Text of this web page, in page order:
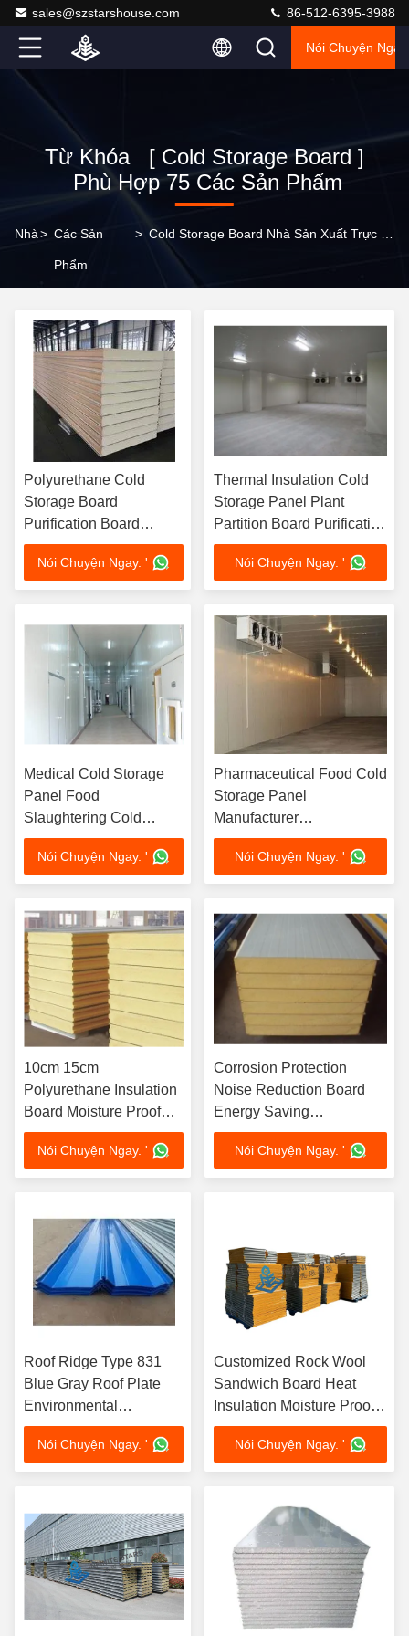
sales@szstarshouse.com 86-512-6395-3988
Nói Chuyện Ngay.
Từ Khóa [ Cold Storage Board ]
Phù Hợp 75 Các Sản Phẩm
Nhà> Các Sản
Phẩm
>
Polyurethane Cold
Storage Board
Purification Board
Polystyrene Heat
Insulation Panels
Nói Chuyện Ngay. '
Thermal Insulation Cold
Storage Panel Plant
Partition Board Purification
Board Polystyrene Board
Nói Chuyện Ngay. '
Medical Cold Storage
Panel Food
Slaughtering Cold
Chain Special Board
Purification Board
Nói Chuyện Ngay. '
Pharmaceutical Food Cold
Storage Panel
Manufacturer
Polyurethane Polystyrene
BoardNói Chuyện Ngay. '
10cm 15cm
Polyurethane Insulation
Board Moisture Proof
Heat Insulation
Nói Chuyện Ngay. '
Corrosion Protection
Noise Reduction Board
Energy Saving
Polyurethane Wall Panels
Nói Chuyện Ngay. '
Roof Ridge Type 831
Blue Gray Roof Plate
Environmental
Protection Board
Nói Chuyện Ngay. '
Customized Rock Wool
Sandwich Board Heat
Insulation Moisture Proof
Sound Insulation
Nói Chuyện Ngay. '